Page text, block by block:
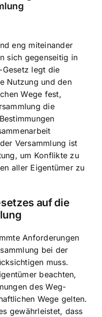
eng miteinander
sich gegenseitig in
legt die
Nutzung und den
Wege fest,
die
Versammlung ist
um Konflikte zu
aller Eigentümer zu
auf die
Anforderungen
bei der
muss.
beachten,
des Weg-
Wege gelten.
gewährleistet, dass